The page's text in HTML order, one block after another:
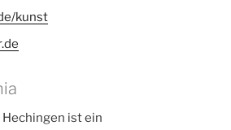
kunst
Hechingen ist ein